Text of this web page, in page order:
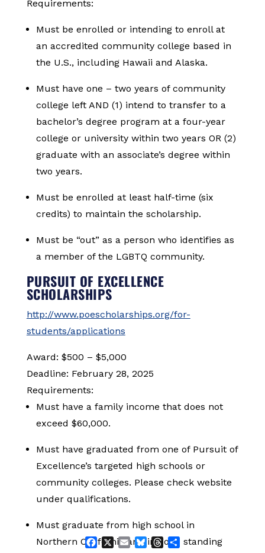
Requirements:
Must be enrolled or intending to enroll at
an accredited community college based in
the U.S., including Hawaii and Alaska.
Must have one – two years of community
college left AND (1) intend to transfer to a
bachelor’s degree program at a four-year
college or university within two years OR (2)
graduate with an associate’s degree within
two years.
Must be enrolled at least half-time (six
credits) to maintain the scholarship.
Must be “out” as a person who identifies as
a member of the LGBTQ community.
PURSUIT OF EXCELLENCE
SCHOLARSHIPS
http://www.poescholarships.org/for-
students/applications
Award: $500 – $5,000
Deadline: February 28, 2025
Requirements:
Must have a family income that does not
exceed $60,000.
Must have graduated from one of Pursuit of
Excellence’s targeted high schools or
community colleges. Please check website
under qualifications.
Must graduate from high school in
Northern California and in good standing
Facebook
X EmailBlueskyThreads
Share